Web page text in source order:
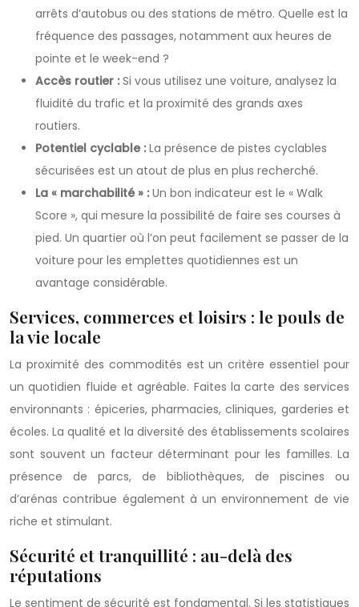
arrêts d’autobus ou des stations de métro. Quelle est la
fréquence des passages, notamment aux heures de
pointe et le week-end ?
Accès routier : Si vous utilisez une voiture, analysez la
fluidité du trafic et la proximité des grands axes
routiers.
Potentiel cyclable : La présence de pistes cyclables
sécurisées est un atout de plus en plus recherché.
La « marchabilité » : Un bon indicateur est le « Walk
Score », qui mesure la possibilité de faire ses courses à
pied. Un quartier où l’on peut facilement se passer de la
voiture pour les emplettes quotidiennes est un
avantage considérable.
Services, commerces et loisirs : le pouls de
la vie locale
La proximité des commodités est un critère essentiel pour
un quotidien fluide et agréable. Faites la carte des services
environnants : épiceries, pharmacies, cliniques, garderies et
écoles. La qualité et la diversité des établissements scolaires
sont souvent un facteur déterminant pour les familles. La
présence de parcs, de bibliothèques, de piscines ou
d’arénas contribue également à un environnement de vie
riche et stimulant.
Sécurité et tranquillité : au-delà des
réputations
Le sentiment de sécurité est fondamental. Si les statistiques